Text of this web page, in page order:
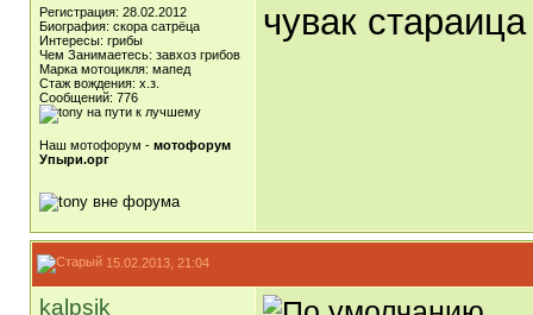
Регистрация: 28.02.2012
Биография: скора сатрёца
Интересы: грибы
Чем Занимаетесь: завхоз грибов
Марка мотоцикля: мапед
Стаж вождения: х.з.
Сообщений: 776
Наш мотофорум - мотофорум
Упыри.орг
чувак
15.02.2013, 21:04
kalpsik